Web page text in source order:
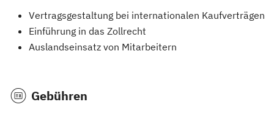
Vertragsgestaltung bei internationalen Kaufverträgen
Einführung in das Zollrecht
Auslandseinsatz von Mitarbeitern
Gebühren